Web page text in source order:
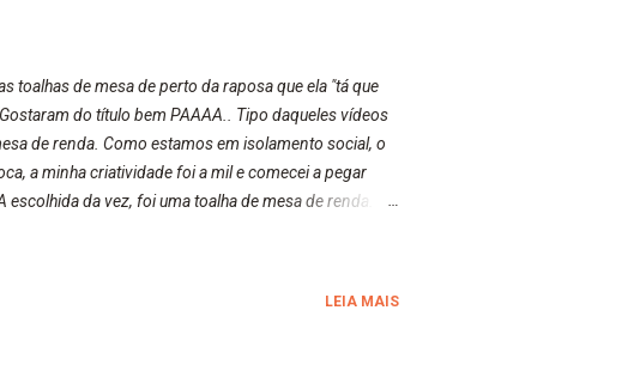
toalhas de mesa de perto da raposa que ela "tá que
do título bem PAAAA.. Tipo daqueles vídeos
de renda. Como estamos em isolamento social, o
a minha criatividade foi a mil e comecei a pegar
da vez, foi uma toalha de mesa de renda.
LEIA MAIS